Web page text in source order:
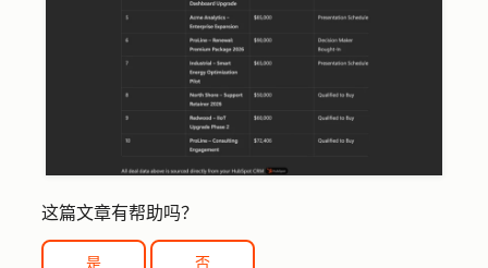
这篇文章有帮助吗？
是 否